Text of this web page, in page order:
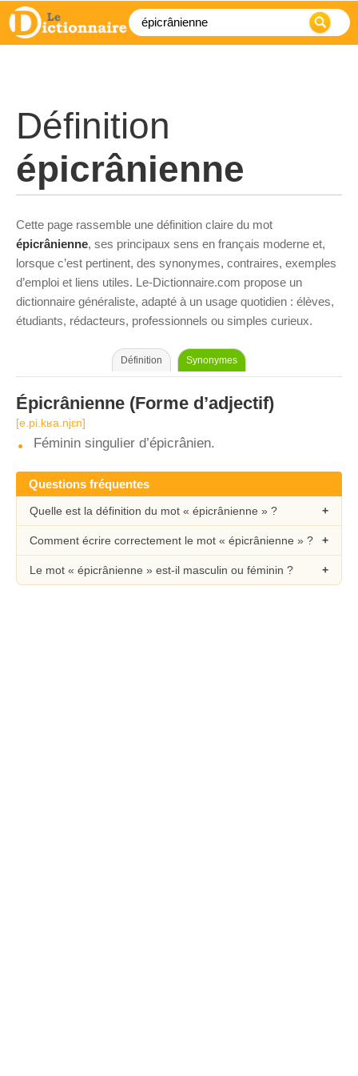
Définition
épicrânienne
Cette page rassemble une définition claire du mot
épicrânienne, ses principaux sens en français moderne et,
lorsque c’est pertinent, des synonymes, contraires, exemples
d’emploi et liens utiles. Le-Dictionnaire.com propose un
dictionnaire généraliste, adapté à un usage quotidien : élèves,
étudiants, rédacteurs, professionnels ou simples curieux.
Définition Synonymes
Épicrânienne (Forme d’adjectif)
[e.pi.kʁa.njɛn]
Féminin singulier d’épicrânien.
Questions fréquentes
Quelle est la définition du mot « épicrânienne » ?
Comment écrire correctement le mot « épicrânienne » ?
Le mot « épicrânienne » est-il masculin ou féminin ?